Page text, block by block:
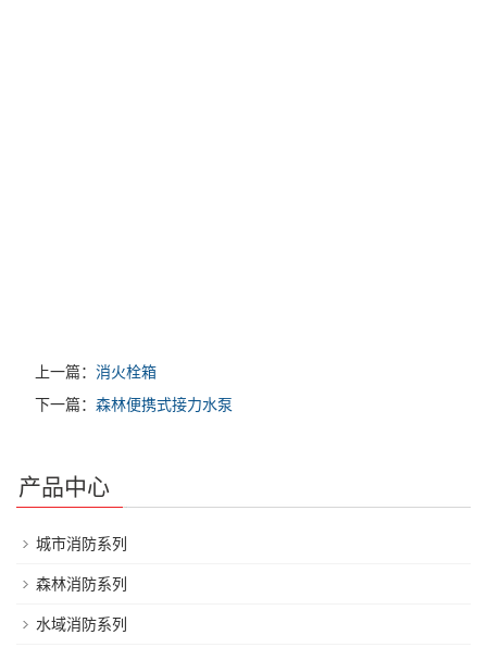
上一篇： 消火栓箱
下一篇： 森林便携式接力水泵
产品中心
城市消防系列
森林消防系列
水域消防系列